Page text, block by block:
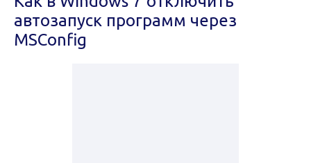
автозапуск программ через
MSConfig